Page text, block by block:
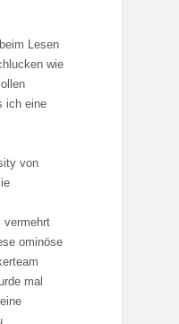
Lesen
wie
ich eine
von
vermehrt
ominöse
mal